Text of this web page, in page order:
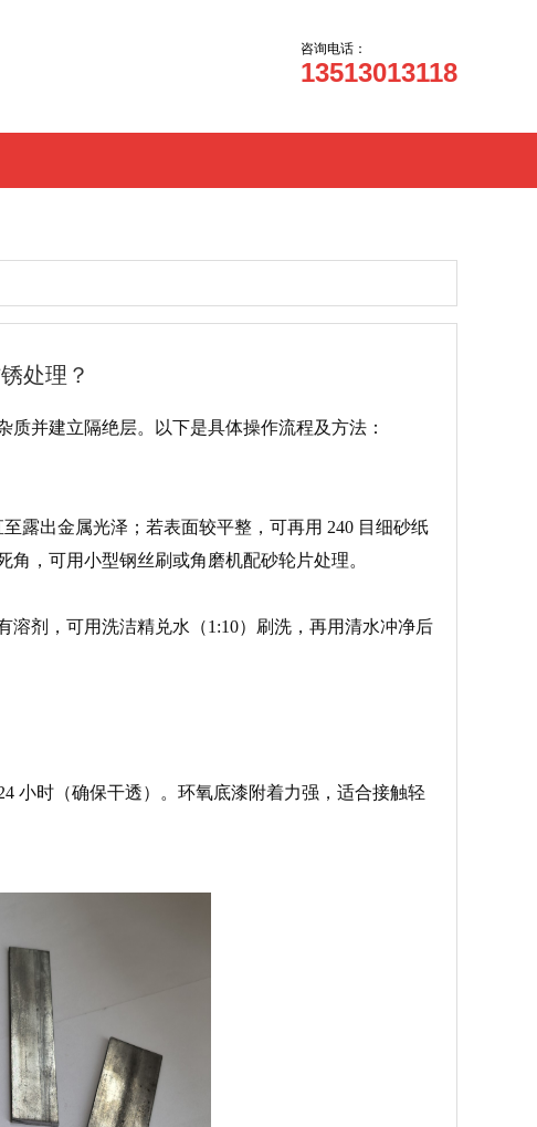
咨询电话：
13513013118
处理？
并建立隔绝层。以下是具体操作流程及方法：
露出金属光泽；若表面较平整，可再用 240 目细砂纸
，可用小型钢丝刷或角磨机配砂轮片处理。
剂，可用洗洁精兑水（1:10）刷洗，再用清水冲净后
小时（确保干透）。环氧底漆附着力强，适合接触轻